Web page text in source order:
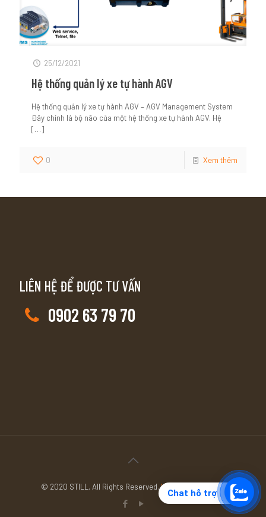
25/12/2021
Hệ thống quản lý xe tự hành AGV
Hệ thống quản lý xe tự hành AGV – AGV Management System
Đây chính là bộ não của một hệ thống xe tự hành AGV. Hệ
[…]
0 Xem thêm
LIÊN HỆ ĐỂ ĐƯỢC TƯ VẤN
0902 63 79 70
© 2020 STILL. All Rights Reserved.YouTube Facebook
Chat hỗ trợ